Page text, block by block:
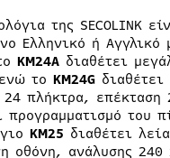
της SECOLINK
Ελληνικό ή
KM24Aδιαθέτει
το KM24G
24 πλήκτρα,
του
KM25 διαθέτει
οθόνη, ανάλυσης